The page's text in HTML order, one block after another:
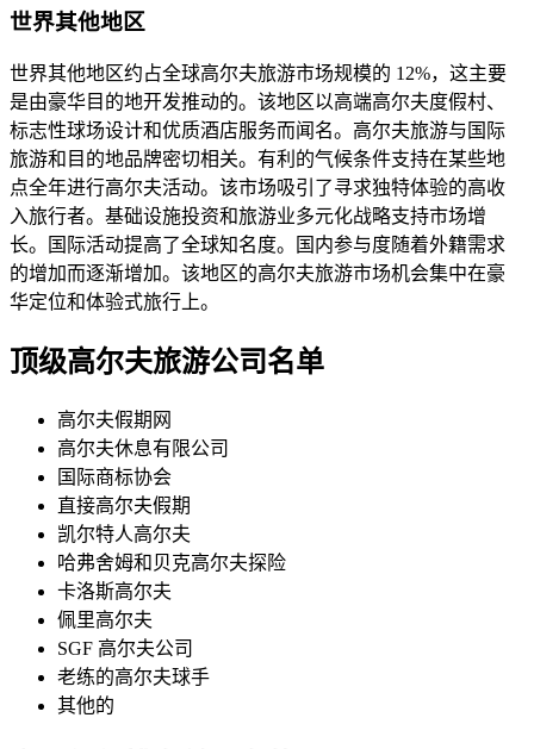
世界其他地区
世界其他地区约占全球高尔夫旅游市场规模的 12%，这主要
是由豪华目的地开发推动的。该地区以高端高尔夫度假村、
标志性球场设计和优质酒店服务而闻名。高尔夫旅游与国际
旅游和目的地品牌密切相关。有利的气候条件支持在某些地
点全年进行高尔夫活动。该市场吸引了寻求独特体验的高收
入旅行者。基础设施投资和旅游业多元化战略支持市场增
长。国际活动提高了全球知名度。国内参与度随着外籍需求
的增加而逐渐增加。该地区的高尔夫旅游市场机会集中在豪
华定位和体验式旅行上。
顶级高尔夫旅游公司名单
高尔夫假期网
高尔夫休息有限公司
国际商标协会
直接高尔夫假期
凯尔特人高尔夫
哈弗舍姆和贝克高尔夫探险
卡洛斯高尔夫
佩里高尔夫
SGF 高尔夫公司
老练的高尔夫球手
其他的